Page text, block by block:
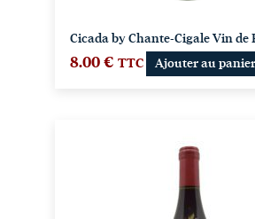
Cicada by Chante-Cigale Vin de
8.00 € TTC Ajouter au panier